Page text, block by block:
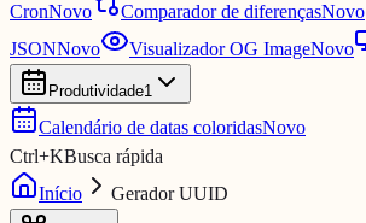
CronNovo Comparador de diferençasNovo
JSONNovo Visualizador OG ImageNovo
Produtividade1
Calendário de datas coloridasNovo
Ctrl+KBusca rápida
Início
Gerador UUID